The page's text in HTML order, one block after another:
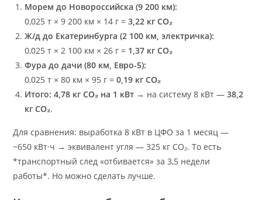
Морем до Новороссийска (9 200 км):
0,025 т × 9 200 км × 14 г =3,22 кг CO₂
Ж/д до Екатеринбурга (2 100 км, электричка):
0,025 т × 2 100 км × 26 г = 1,37 кг CO₂
Фура до дачи (80 км, Евро-5):
0,025 т × 80 км × 95 г =0,19 кг CO₂
Итого: 4,78 кг CO₂ на 1 кВт → на систему 8 кВт —38,2
кг CO₂.
Для сравнения: выработка 8 кВт в ЦФО за 1 месяц —
~650 кВт·ч → эквивалент угля — 325 кг CO₂. То есть
*транспортный след «отбивается» за 3,5 недели
работы*. Но можно сделать лучше.